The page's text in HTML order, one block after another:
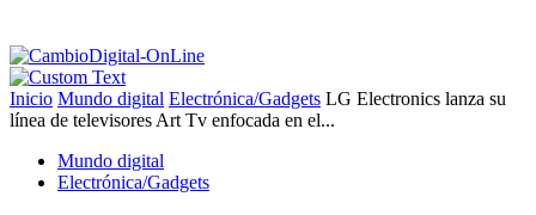
Inicio Mundo digital Electrónica/Gadgets LG Electronics lanza su
línea de televisores Art Tv enfocada en el...
Mundo digital
Electrónica/Gadgets